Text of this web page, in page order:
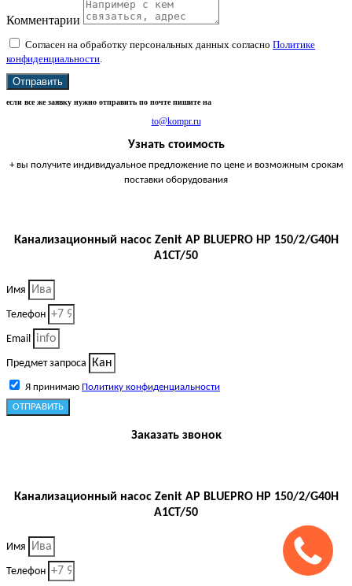
Комментарии
Согласен на обработку персональных данных согласно Политике
конфиденциальности
Отправить
если все же заявку нужно отправить по почте пишите на
to@kompr.ru
Узнать стоимость
+ вы получите индивидуальное предложение по цене и возможным срокам
поставки оборудования
Канализационный насос Zenit AP BLUEPRO HP 150/2/G40H
A1CT/50
Имя
Телефон
Email
Предмет запроса
Я принимаю Политику конфиденциальности
ОТПРАВИТЬ
Заказать звонок
Канализационный насос Zenit AP BLUEPRO HP 150/2/G40H
A1CT/50
Имя
Телефон